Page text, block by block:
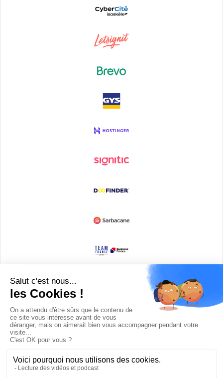
Devenir partenaire
© Copyright 2008 / 2026,DECODE MEDIA, The Innovation Media
Company.All Rights Reserved